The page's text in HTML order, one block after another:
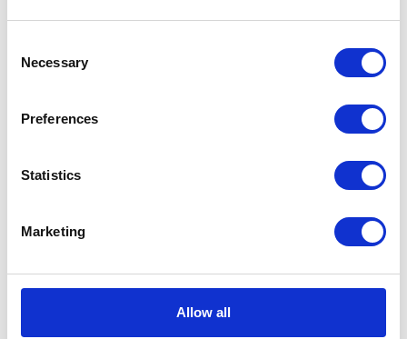
Selection
Necessary
Preferences
Statistics
Marketing
Allow all
dodatkowe akcje